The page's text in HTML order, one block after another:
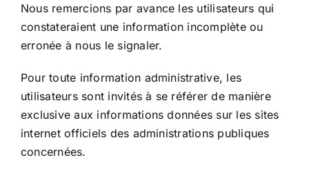
Nous remercions par avance les utilisateurs qui
constateraient une information incomplète ou
erronée à nous le signaler.
Pour toute information administrative, les
utilisateurs sont invités à se référer de manière
exclusive aux informations données sur les sites
internet officiels des administrations publiques
concernées.